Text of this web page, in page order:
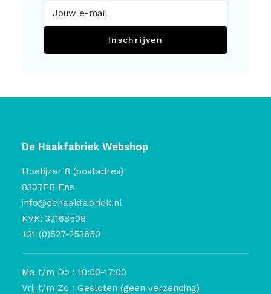
Inschrijven
De Haakfabriek Webshop
Hoefijzer 8 (postadres)
8307EB Ens
info@dehaakfabriek.nl
KVK: 32168508
+31 (0)527-253650
Ma t/m Do : 10:00-17:00
Vrij t/m Zo : Gesloten (geen verzending)